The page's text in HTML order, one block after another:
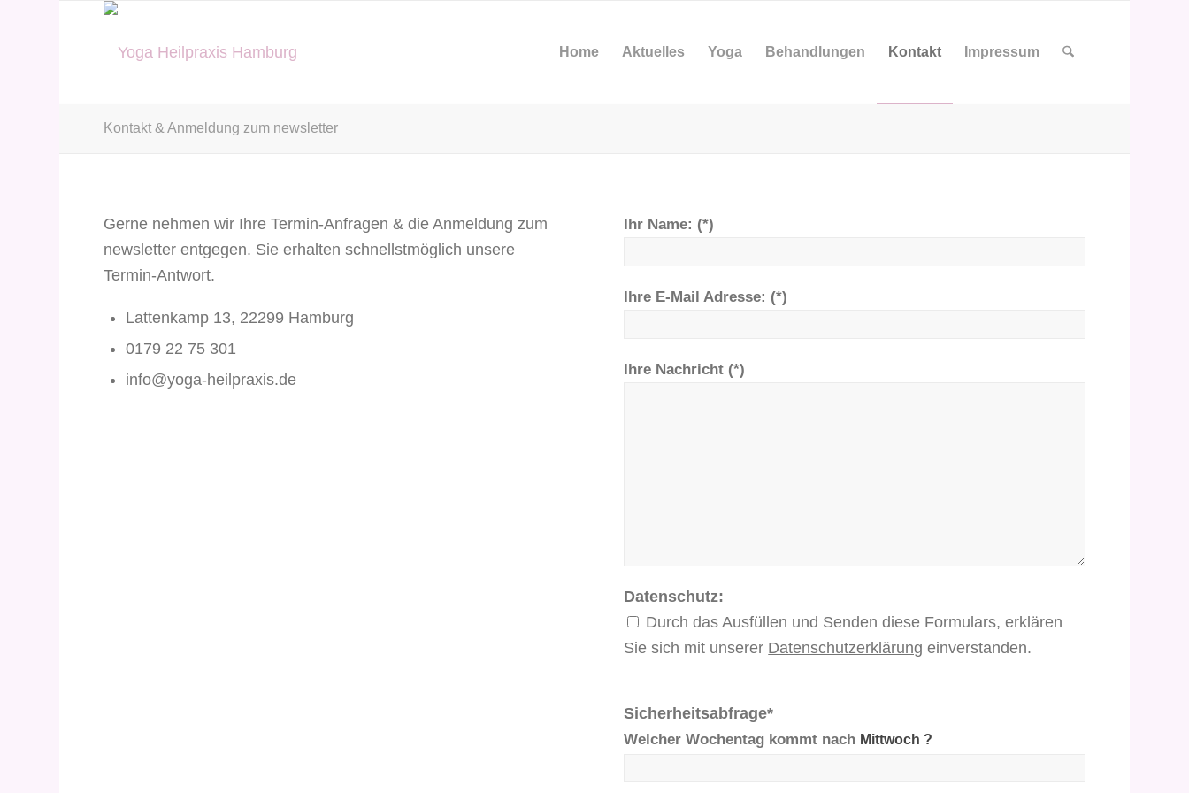
Home Aktuelles Yoga Behandlungen Kontakt Impressum
Kontakt & Anmeldung zum newsletter
Gerne nehmen wir Ihre Termin-Anfragen & die Anmeldung zum
newsletter entgegen. Sie erhalten schnellstmöglich unsere
Termin-Antwort.
Lattenkamp 13, 22299 Hamburg
0179 22 75 301
info@yoga-heilpraxis.de
Ihr Name: (*)
Ihre E-Mail Adresse: (*)
Ihre Nachricht (*)
Datenschutz:
Durch das Ausfüllen und Senden diese Formulars, erklären
Sie sich mit unserer Datenschutzerklärung einverstanden.
Sicherheitsabfrage*
Welcher Wochentag kommt nach Mittwoch ?